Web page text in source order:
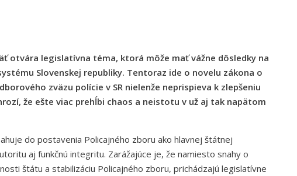
otvára legislatívna téma, ktorá môže mať vážne dôsledky na
Slovenskej republiky. Tentoraz ide o novelu zákona o
zväzu polície v SR nielenže neprispieva k zlepšeniu
že ešte viac prehĺbi chaos a neistotu v už aj tak napätom
do postavenia Policajného zboru ako hlavnej štátnej
aj funkčnú integritu. Zarážajúce je, že namiesto snahy o
štátu a stabilizáciu Policajného zboru, prichádzajú legislatívne